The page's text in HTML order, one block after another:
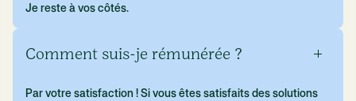
Je reste à vos côtés.
Comment suis-je rémunérée ?
Par votre satisfaction ! Si vous êtes satisfaits des solutions